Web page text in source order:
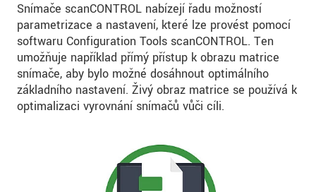
Snímače scanCONTROL nabízejí řadu možností
parametrizace a nastavení, které lze provést pomocí
softwaru Configuration Tools scanCONTROL. Ten
umožňuje například přímý přístup k obrazu matrice
snímače, aby bylo možné dosáhnout optimálního
základního nastavení. Živý obraz matrice se používá k
optimalizaci vyrovnání snímačů vůči cíli.